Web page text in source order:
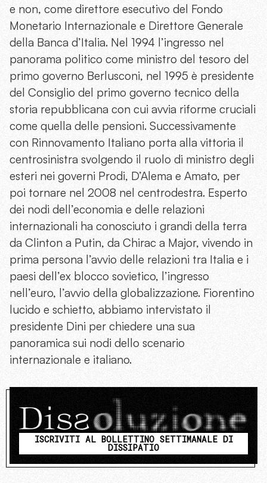
e non, come direttore esecutivo del Fondo
Monetario Internazionale e Direttore Generale
della Banca d’Italia. Nel 1994 l’ingresso nel
panorama politico come ministro del tesoro del
primo governo Berlusconi, nel 1995 è presidente
del Consiglio del primo governo tecnico della
storia repubblicana con cui avvia riforme cruciali
come quella delle pensioni. Successivamente
con Rinnovamento Italiano porta alla vittoria il
centrosinistra svolgendo il ruolo di ministro degli
esteri nei governi Prodi, D’Alema e Amato, per
poi tornare nel 2008 nel centrodestra. Esperto
dei nodi dell’economia e delle relazioni
internazionali ha conosciuto i grandi della terra
da Clinton a Putin, da Chirac a Major, vivendo in
prima persona l’avvio delle relazioni tra Italia e i
paesi dell’ex blocco sovietico, l’ingresso
nell’euro, l’avvio della globalizzazione. Fiorentino
lucido e schietto, abbiamo intervistato il
presidente Dini per chiedere una sua
panoramica sui nodi dello scenario
internazionale e italiano.
ISCRIVITI AL BOLLETTINO SETTIMANALE DI
DISSIPATIO